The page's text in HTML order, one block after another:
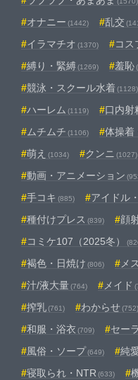
オナニー (1442) 乱交
イラマチオ (1370) コス
縛り・緊縛(1269) 羞恥
競泳・スクール水着 (1128)
ハーレム (1119) 口内射
ムチムチ (1106) 体操着
萌え (1034) クンニ (1027)
動画・アニメーション
手コキ (885) アイドル
種付けプレス (839) 顔
コミケ107（2025冬）
褐色・日焼け (806) メ
汁/液大量(764) メイド
搾乳(761) わからせ(752)
和服・浴衣 (709) セー
風俗・ソープ(649) 純
寝取られ・NTR (633)